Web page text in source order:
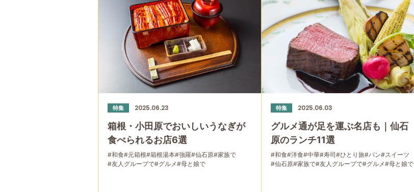
特集 2025.06.23
箱根・小田原でおいしいうなぎが
食べられるお店6選
#和食#元箱根#箱根湯本#強羅#仙石原#家族で
#友人グループで#グルメ#母と娘で
特集 2025.06.03
グルメ通が足を運ぶ名店も｜仙石
原のランチ11選
#和食#洋食#中華#寿司#ひとり旅#パン#スイーツ
#仙石原#家族で#友人グループで#グルメ#母と娘で